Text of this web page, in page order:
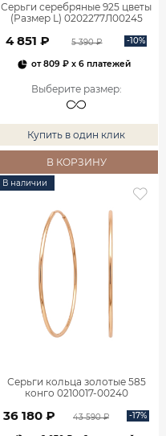
Серьги серебряные 925 цветы
(Размер L) 0202277Л00245
4 851 ₽ 5 390 ₽ -10%
от809 ₽ x 6 платежей
Выберите размер:
Купить в один клик
В КОРЗИНУ
В наличии
Серьги кольца золотые 585
конго 0210017-00240
36 180 ₽ 43 590 ₽ -17%